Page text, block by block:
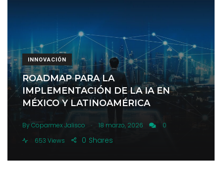
INNOVACIÓN
ROADMAP PARA LA
IMPLEMENTACIÓN DE LA IA EN
MÉXICO Y LATINOAMÉRICA
By Coparmex Jalisco . 18 marzo, 2026
0
653 Views
Shares
0